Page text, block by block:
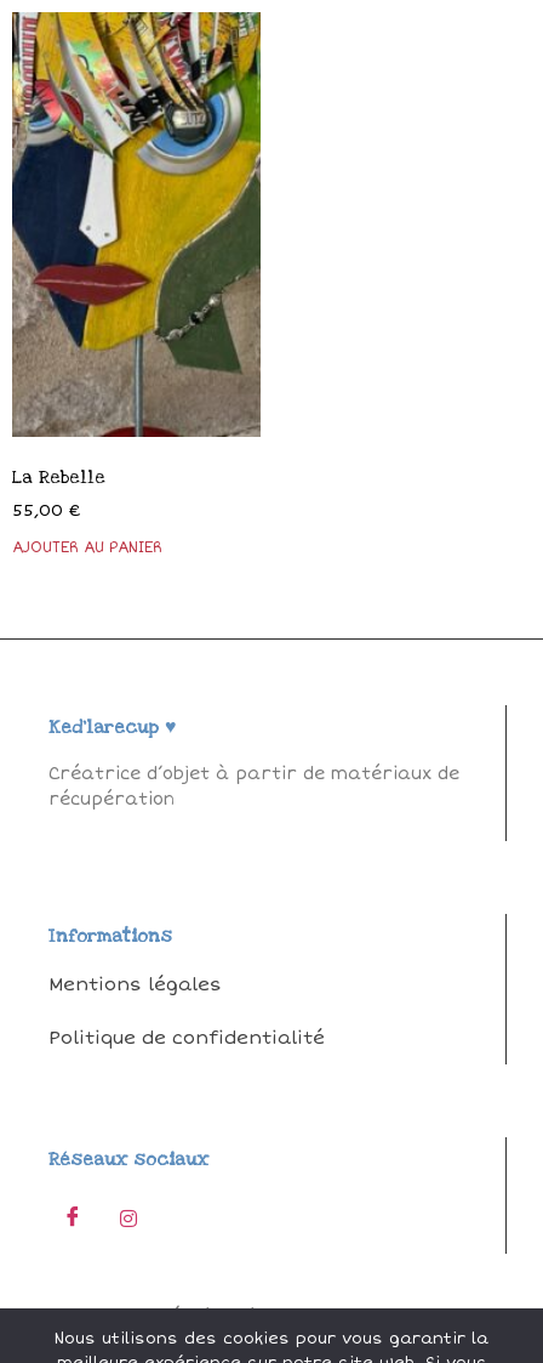
La Rebelle
55,00 €
Ked'larecup ♥
Créatrice d’objet à partir de matériaux de
récupération
Informations
Mentions légales
Politique de confidentialité
Réseaux sociaux
Réalisation byOdace
Nous utilisons des cookies pour vous garantir la